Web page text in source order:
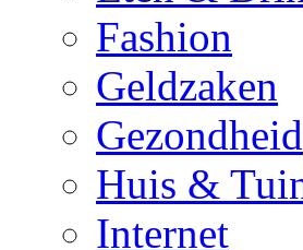
Fashion
Geldzaken
Gezondheid
Huis &
Internet